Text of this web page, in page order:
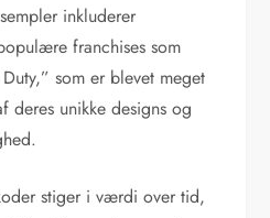
inkluderer
franchises som
som er blevet meget
deres unikke designs og
stiger i værdi over tid,